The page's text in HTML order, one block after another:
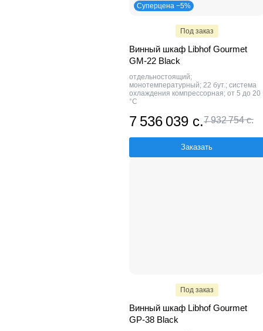
Суперцена −5%
Под заказ
Винный шкаф Libhof Gourmet
GM-22 Black
отдельностоящий;
монотемпературный; 22 бут.; система
охлаждения компрессорная; от 5 до 20
°C
7 536 039 с.7 932 754 с.
Заказать
Под заказ
Винный шкаф Libhof Gourmet
GP-38 Black